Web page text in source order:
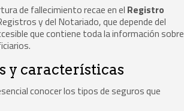
de fallecimiento recae en el Registro
y del Notariado, que depende del
que contiene toda la información sobre
y características
conocer los tipos de seguros que